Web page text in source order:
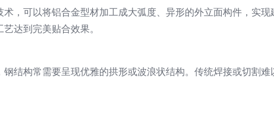
，可以将铝合金型材加工成大弧度、异形的外立面构件，实
达到完美贴合效果。
结构常需要呈现优雅的拱形或波浪状结构。传统焊接或切割